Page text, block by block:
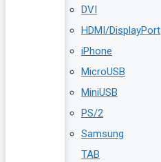
DVI
HDMI/DisplayPort
iPhone
MicroUSB
MiniUSB
PS/2
Samsung
TAB